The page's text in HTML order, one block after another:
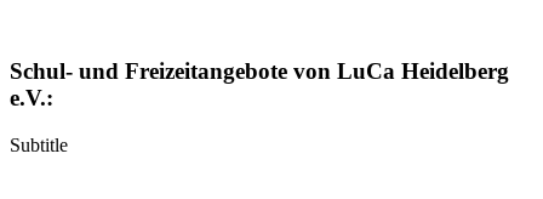
Schul- und Freizeitangebote von LuCa Heidelberg
e.V.:
Subtitle